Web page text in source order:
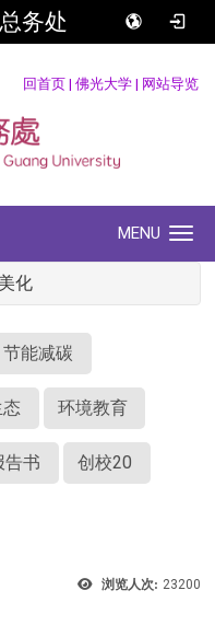
务处
回首页 | 佛光大学 | 网站导览
MENU
化
节能减碳
环境教育
告书 创校20
浏览人次: 23200